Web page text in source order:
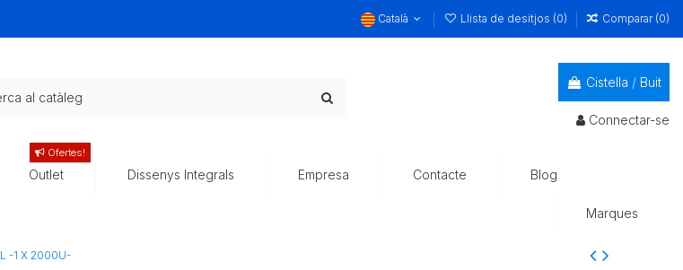
Català Llista de desitjos (0) Comparar (0)
Cistella / Buit
Connectar-se
Outlet
Ofertes!
Dissenys Integrals Empresa Contacte Blog
Marques
-1 X 2000U-